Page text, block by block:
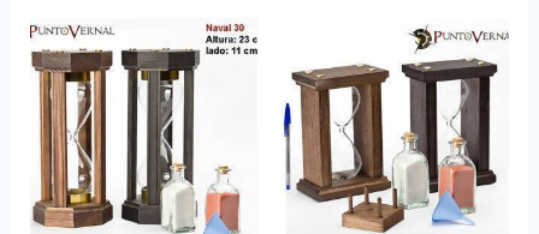
Ce
produit
a
plusieurs
variations.
Les
options
peuvent
être
choisies
a
plusieurs
variations.
Les
options
peuvent
être
choisies